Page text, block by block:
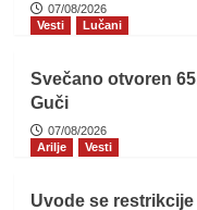
07/08/2026
Vesti
Lučani
Svečano otvoren
Guči
07/08/2026
Arilje
Vesti
Uvode se